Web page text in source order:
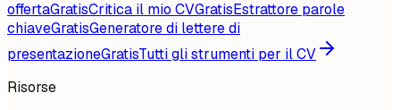
offertaGratisCritica il mio CVGratisEstrattore parole
chiaveGratisGeneratore di lettere di
presentazioneGratisTutti gli strumenti per il CV
Risorse